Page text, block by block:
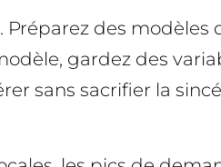
des modèles
gardez des
sans sacrifier la